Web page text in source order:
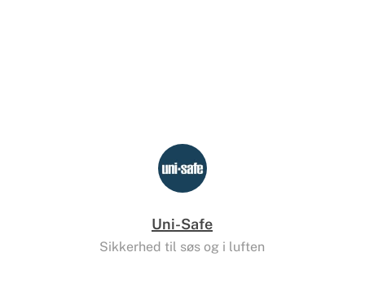
Uni-Safe
Sikkerhed til søs og i luften